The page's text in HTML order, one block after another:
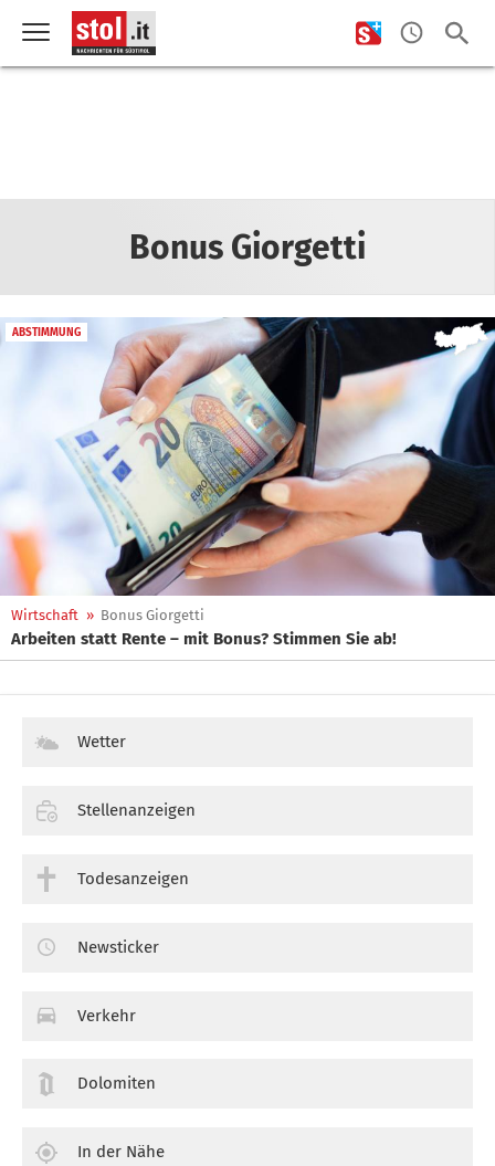
Bonus Giorgetti
ABSTIMMUNG
Wirtschaft » Bonus Giorgetti
Arbeiten statt Rente – mit Bonus? Stimmen Sie ab!
Wetter
Stellenanzeigen
Todesanzeigen
Newsticker
Verkehr
Dolomiten
In der Nähe